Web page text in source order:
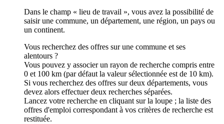
Dans le champ « lieu de travail », vous avez la possibilité de
saisir une commune, un département, une région, un pays ou
un continent.
Vous recherchez des offres sur une commune et ses
alentours ?
Vous pouvez y associer un rayon de recherche compris entre
0 et 100 km (par défaut la valeur sélectionnée est de 10 km).
Si vous recherchez des offres sur deux départements, vous
devez alors effectuer deux recherches séparées.
Lancez votre recherche en cliquant sur la loupe ; la liste des
offres d'emploi correspondant à vos critères de recherche est
restituée.